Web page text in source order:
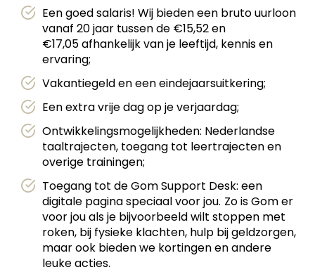
Een goed salaris! Wij bieden een bruto uurloon
vanaf 20 jaar tussen de €15,52 en
€17,05 afhankelijk van je leeftijd, kennis en
ervaring;
Vakantiegeld en een eindejaarsuitkering;
Een extra vrije dag op je verjaardag;
Ontwikkelingsmogelijkheden: Nederlandse
taaltrajecten, toegang tot leertrajecten en
overige trainingen;
Toegang tot de Gom Support Desk: een
digitale pagina speciaal voor jou. Zo is Gom er
voor jou als je bijvoorbeeld wilt stoppen met
roken, bij fysieke klachten, hulp bij geldzorgen,
maar ook bieden we kortingen en andere
leuke acties.